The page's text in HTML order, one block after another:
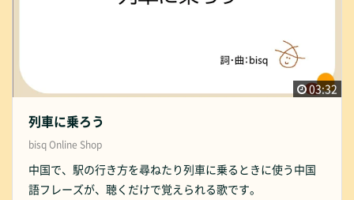
03:32
列車に乗ろう
bisq Online Shop
中国で、駅の行き方を尋ねたり列車に乗るときに使う中国
語フレーズが、聴くだけで覚えられる歌です。